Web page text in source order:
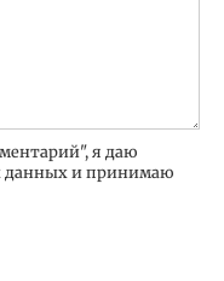
я даю
данных и принимаю